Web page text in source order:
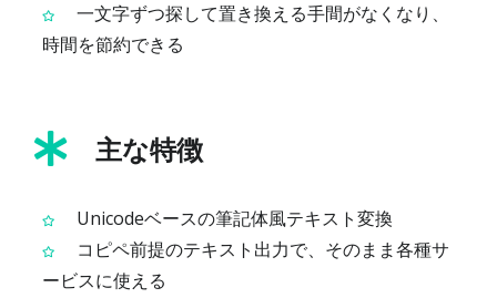
一文字ずつ探して置き換える手間がなくなり、
時間を節約できる
主な特徴
Unicodeベースの筆記体風テキスト変換
コピペ前提のテキスト出力で、そのまま各種サ
ービスに使える